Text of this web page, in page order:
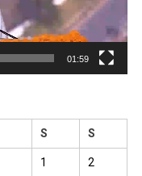
01:59
S S
1 2